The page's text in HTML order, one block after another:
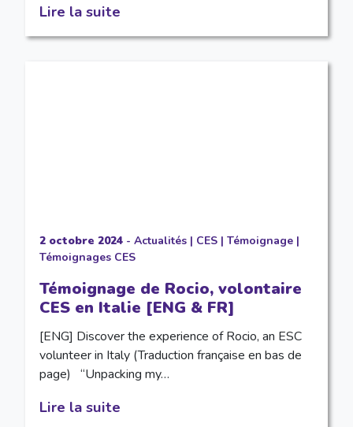
Lire la suite
2 octobre 2024- Actualités| CES| Témoignage|
Témoignages CES
Témoignage de Rocio, volontaire
CES en Italie [ENG & FR]
[ENG] Discover the experience of Rocio, an ESC
volunteer in Italy (Traduction française en bas de
page) “Unpacking my…
Lire la suite